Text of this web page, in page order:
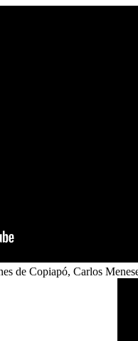
de Copiapó, Carlos